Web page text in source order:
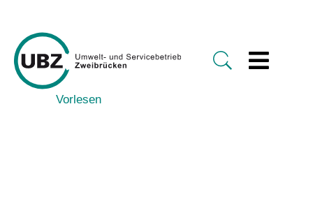
Vorlesen